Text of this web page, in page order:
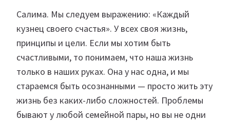
Салима. Мы следуем выражению: «Каждый
кузнец своего счастья». У всех своя жизнь,
принципы и цели. Если мы хотим быть
счастливыми, то понимаем, что наша жизнь
только в наших руках. Она у нас одна, и мы
стараемся быть осознанными — просто жить эту
жизнь без каких-либо сложностей. Проблемы
бывают у любой семейной пары, но вы не одни